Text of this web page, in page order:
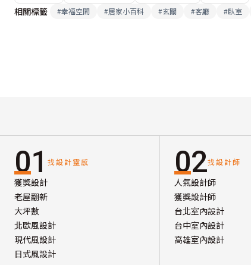
相關標籤
#幸福空間 #居家小百科 #玄關 #客廳 #臥室
01 找設計靈感
獲獎設計
老屋翻新
大坪數
北歐風設計
現代風設計
日式風設計
02找設計師
人氣設計師
獲獎設計師
台北室內設計
台中室內設計
高雄室內設計